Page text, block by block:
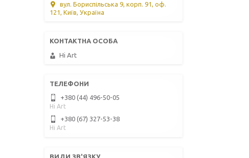
вул. Бориспільська 9, корп. 91, оф.
121, Київ, Україна
Hi Art
+380 (44) 496-50-05
Hi Art
+380 (67) 327-53-38
Hi Art